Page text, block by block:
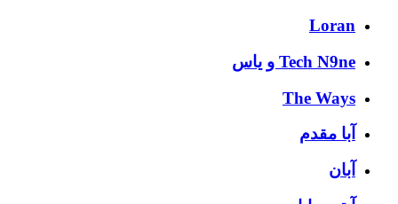
Loran
Tech N9ne و یاس
The Ways
آبا مقدم
آبان